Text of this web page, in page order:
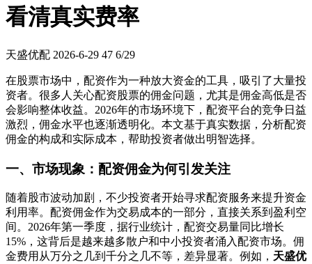
看清真实费率
天盛优配 2026-6-29 47 6/29
在股票市场中，配资作为一种放大资金的工具，吸引了大量投
资者。很多人关心配资股票的佣金问题，尤其是佣金高低是否
会影响整体收益。2026年的市场环境下，配资平台的竞争日益
激烈，佣金水平也逐渐透明化。本文基于真实数据，分析配资
佣金的构成和实际成本，帮助投资者做出明智选择。
一、市场现象：配资佣金为何引发关注
随着股市波动加剧，不少投资者开始寻求配资服务来提升资金
利用率。配资佣金作为交易成本的一部分，直接关系到盈利空
间。2026年第一季度，据行业统计，配资交易量同比增长
15%，这背后是越来越多散户和中小投资者涌入配资市场。佣
金费用从万分之几到千分之几不等，差异显著。例如， 天盛优